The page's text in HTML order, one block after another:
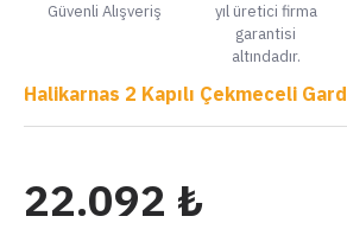
Güvenli Alışveriş
yıl üretici firma
garantisi
altındadır.
22.092 ₺